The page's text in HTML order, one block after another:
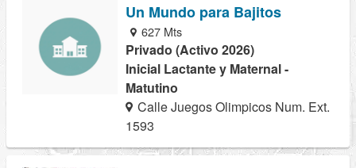
Un Mundo para Bajitos
627 Mts
Privado (Activo 2026)
Inicial Lactante y Maternal -
Matutino
Calle Juegos Olimpicos Num. Ext.
1593